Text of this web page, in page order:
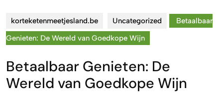
korteketenmeetjesland.be Uncategorized
Betaalbaar
Genieten: De Wereld van Goedkope Wijn
Betaalbaar Genieten: De
Wereld van Goedkope Wijn